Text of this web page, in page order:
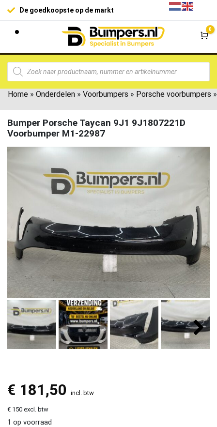
De goedkoopste op de markt
0
Home » Onderdelen » Voorbumpers » Porsche voorbumpers »
Bumper Porsche Taycan 9J1 9J1807221D
Voorbumper M1-22987
€ 181,50 incl. btw
€ 150 excl. btw
1 op voorraad